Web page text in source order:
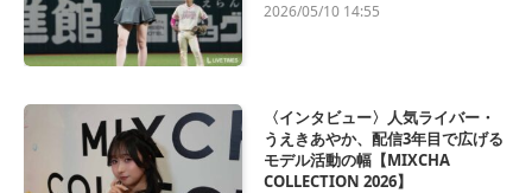
2026/05/10 14:55
〈インタビュー〉人気ライバー・
うえきあやか、配信3年目で広げる
モデル活動の幅【MIXCHA
COLLECTION 2026】